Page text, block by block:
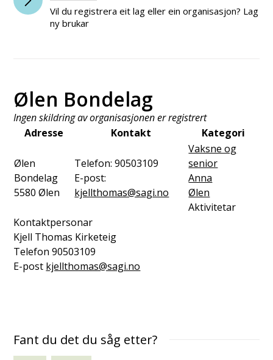
Vil du registrera eit lag eller ein organisasjon? Lag
ny brukar
Ølen Bondelag
Ingen skildring av organisasjonen er registrert
Adresse
Kontakt Kategori
Ølen
Bondelag
5580 Ølen
Telefon:90503109
E-post:
kjellthomas@sagi.no
Vaksne og
senior
Anna
Ølen
Aktivitetar
Kontaktpersonar
Kjell Thomas Kirketeig
Telefon90503109
E-post kjellthomas@sagi.no
Fant du det du såg etter?